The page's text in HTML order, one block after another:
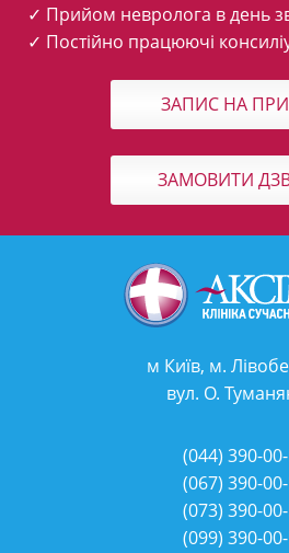
✓ Прийом невролога в день
✓ Постійно працюючі
ЗАПИС НА
ЗАМОВИТИ
м Київ, м.
вул. О.
(044) 390-
(067) 390-
(073) 390-
(099) 390-